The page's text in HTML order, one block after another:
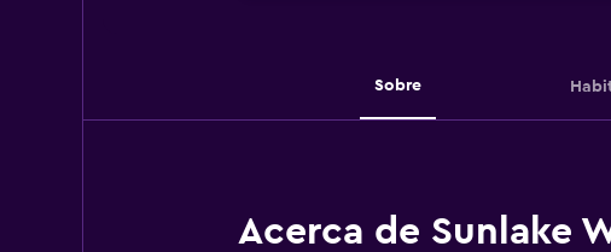
Sobre
Acerca de Sunlake